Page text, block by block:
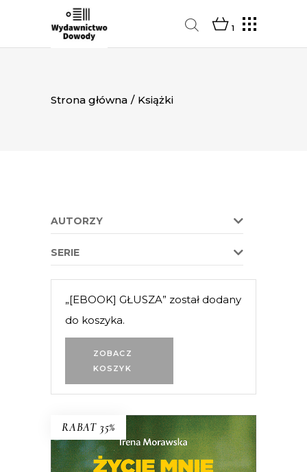
1
Strona główna / Książki
AUTORZY
SERIE
ZOBACZ
KOSZYK
„[EBOOK] GŁUSZA” został dodany
do koszyka.
RABAT 35%
Życie mnie poplątało. Scenariusze
Irena Morawska – autorka